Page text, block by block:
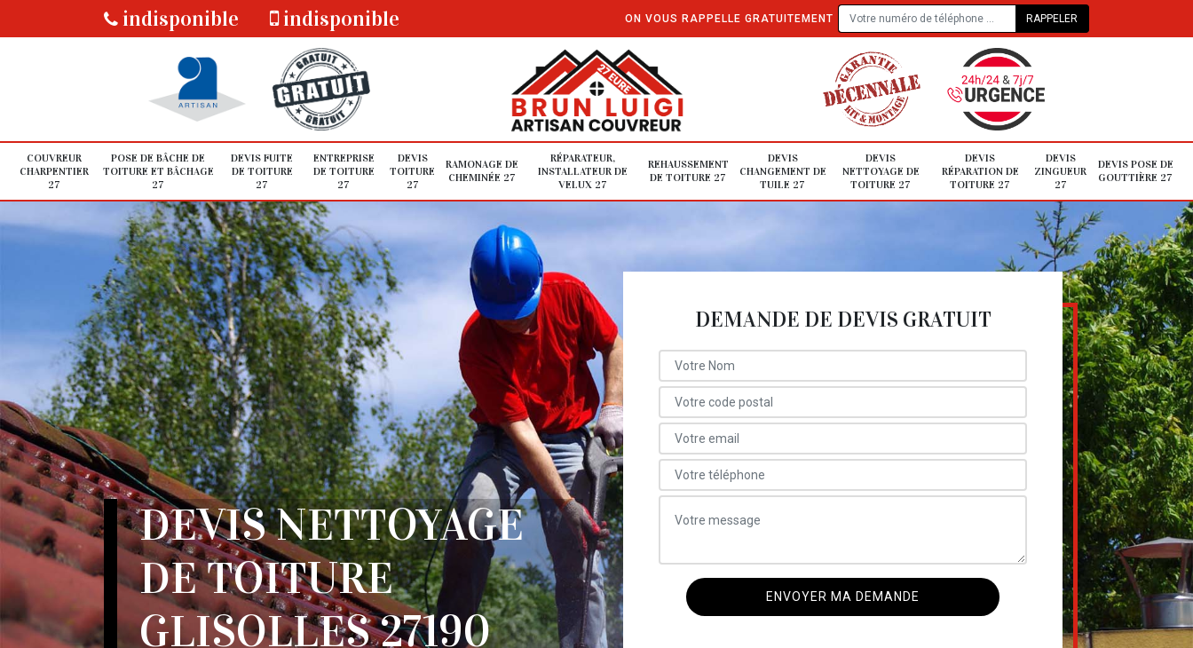
indisponible indisponible ON VOUS RAPPELLE GRATUITEMENT
COUVREUR
CHARPENTIER
27
POSE DE BÂCHE DE
TOITURE ET BÂCHAGE
27
DEVIS FUITE
DE TOITURE
27
ENTREPRISE
DE TOITURE
27
DEVIS
TOITURE
27
RAMONAGE DE
CHEMINÉE 27
RÉPARATEUR,
INSTALLATEUR DE
VELUX 27
REHAUSSEMENT
DE TOITURE 27
DEVIS
CHANGEMENT DE
TUILE 27
DEVIS
NETTOYAGE DE
TOITURE 27
DEVIS
RÉPARATION DE
TOITURE 27
DEVIS
ZINGUEUR
27
DEVIS POSE DE
GOUTTIÈRE 27
DEVIS NETTOYAGE
DE TOITURE
GLISOLLES 27190
DEMANDE DE DEVIS GRATUIT